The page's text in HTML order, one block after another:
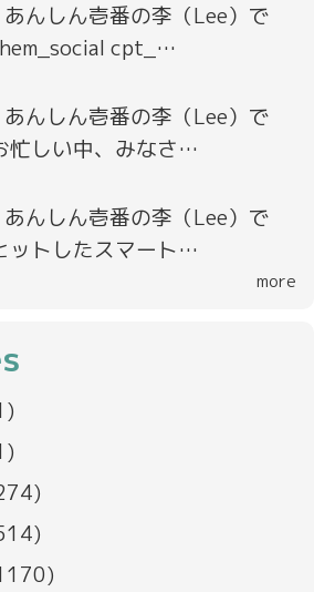
んしん壱番の李（Lee）で
cpt_…
んしん壱番の李（Lee）で
忙しい中、みなさ…
んしん壱番の李（Lee）で
ットしたスマート…
more